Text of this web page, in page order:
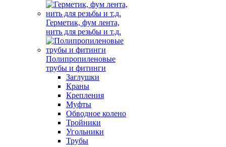
Герметик, фум лента,
нить для резьбы и т.д.
Полипропиленовые
трубы и фитинги
Заглушки
Краны
Крепления
Муфты
Обводное колено
Тройники
Угольники
Трубы